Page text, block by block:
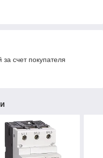
счет покупателя